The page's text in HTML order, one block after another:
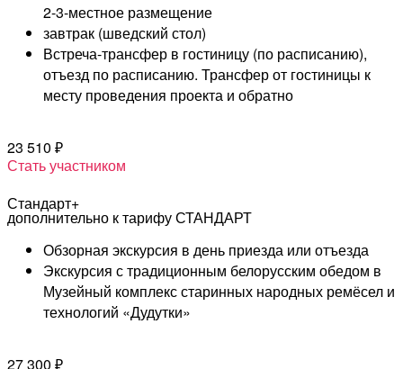
2-3-местное размещение
завтрак (шведский стол)
Встреча-трансфер в гостиницу (по расписанию),
отъезд по расписанию. Трансфер от гостиницы к
месту проведения проекта и обратно
23 510 ₽
Стать участником
Стандарт+
дополнительно к тарифу СТАНДАРТ
Обзорная экскурсия в день приезда или отъезда
Экскурсия с традиционным белорусским обедом в
Музейный комплекс старинных народных ремёсел и
технологий «Дудутки»
27 300 ₽